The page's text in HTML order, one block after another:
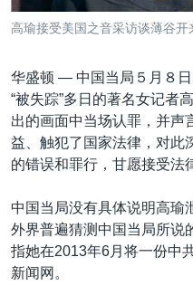
全球议题
美国建国250周年
美国之音专访
重要讲话与声明
台海两岸关系
南中国海争端
关注西藏
关注新疆
GEN Z 看美国
关注我们
其他语言网站
高瑜接受美国之音采访谈薄谷
华盛顿 — 中国当局５月８
“被失踪”多日的著名女记者
出的画面中当场认罪，并声
益、触犯了国家法律，对此
的错误和罪行，甘愿接受法
中国当局没有具体说明高瑜
外界普遍猜测中国当局所说
指她在2013年6月将一份中
新闻网。